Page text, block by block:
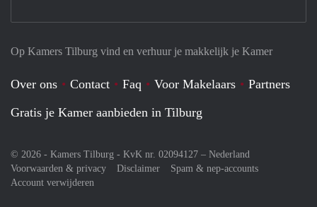
Op Kamers Tilburg vind en verhuur je makkelijk je Kamer
Over ons Contact Faq Voor Makelaars
Partners
Gratis je Kamer aanbieden in Tilburg
© 2026 - Kamers Tilburg - KvK nr. 02094127 – Nederland
Voorwaarden & privacy
Disclaimer
Spam & nep-accounts
Account verwijderen